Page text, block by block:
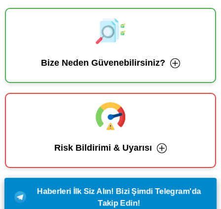
Bize Neden Güvenebilirsiniz?
Risk Bildirimi & Uyarısı
Haberleri İlk Siz Alın! Bizi Şimdi Telegram'da
Takip Edin!